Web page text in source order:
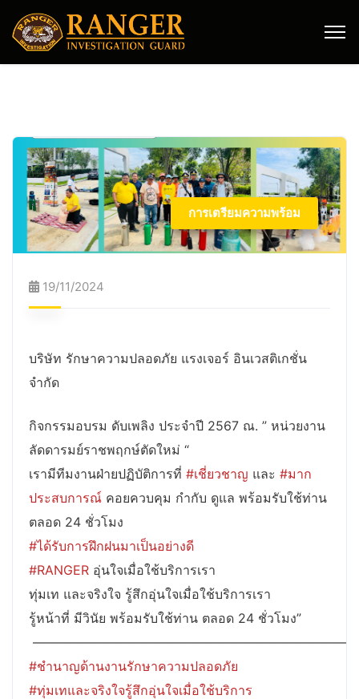
การเตรียมความพร้อม
19/11/2024
บริษัท รักษาความปลอดภัย แรงเจอร์ อินเวสติเกชั่น
จำกัด
กิจกรรมอบรม ดับเพลิง ประจำปี 2567 ณ. ” หน่วยงาน
ลัดดารมย์ราชพฤกษ์ตัดใหม่ “
เรามีทีมงานฝ่ายปฏิบัติการที่ #เชี่ยวชาญ และ #มาก
ประสบการณ์ คอยควบคุม กำกับ ดูแล พร้อมรับใช้ท่าน
ตลอด 24 ชั่วโมง
#ได้รับการฝึกฝนมาเป็นอย่างดี
#RANGER อุ่นใจเมื่อใช้บริการเรา
ทุ่มเท และจริงใจ รู้สึกอุ่นใจเมื่อใช้บริการเรา
รู้หน้าที่ มีวินัย พร้อมรับใช้ท่าน ตลอด 24 ชั่วโมง”
————————————————————————–
#ชำนาญด้านงานรักษาความปลอดภัย
#ทุ่มเทและจริงใจรู้สึกอุ่นใจเมื่อใช้บริการ